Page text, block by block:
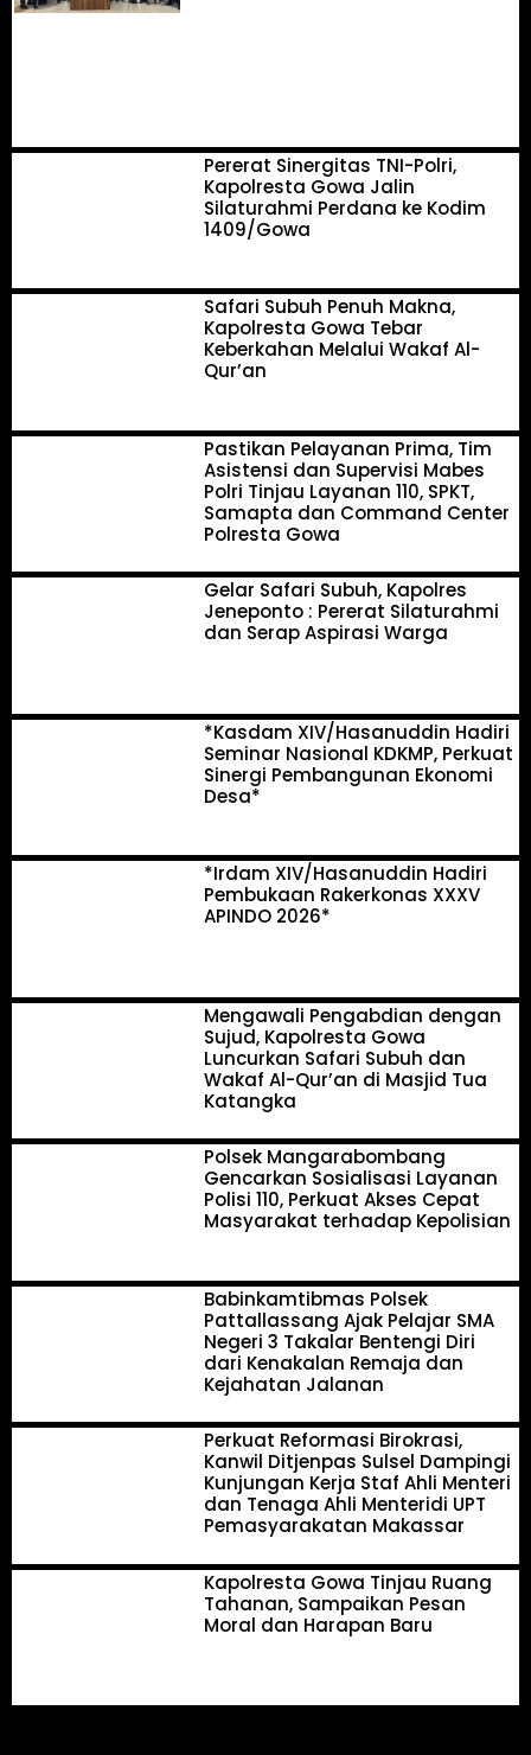
Pererat Sinergitas TNI-Polri,
Kapolresta Gowa Jalin
Silaturahmi Perdana ke Kodim
1409/Gowa
Safari Subuh Penuh Makna,
Kapolresta Gowa Tebar
Keberkahan Melalui Wakaf Al-
Qur’an
Pastikan Pelayanan Prima, Tim
Asistensi dan Supervisi Mabes
Polri Tinjau Layanan 110, SPKT,
Samapta dan Command Center
Polresta Gowa
Gelar Safari Subuh, Kapolres
Jeneponto : Pererat Silaturahmi
dan Serap Aspirasi Warga
*Kasdam XIV/Hasanuddin Hadiri
Seminar Nasional KDKMP, Perkuat
Sinergi Pembangunan Ekonomi
Desa*
*Irdam XIV/Hasanuddin Hadiri
Pembukaan Rakerkonas XXXV
APINDO 2026*
Mengawali Pengabdian dengan
Sujud, Kapolresta Gowa
Luncurkan Safari Subuh dan
Wakaf Al-Qur’an di Masjid Tua
Katangka
Polsek Mangarabombang
Gencarkan Sosialisasi Layanan
Polisi 110, Perkuat Akses Cepat
Masyarakat terhadap Kepolisian
Babinkamtibmas Polsek
Pattallassang Ajak Pelajar SMA
Negeri 3 Takalar Bentengi Diri
dari Kenakalan Remaja dan
Kejahatan Jalanan
Perkuat Reformasi Birokrasi,
Kanwil Ditjenpas Sulsel Dampingi
Kunjungan Kerja Staf Ahli Menteri
dan Tenaga Ahli Menteridi UPT
Pemasyarakatan Makassar
Kapolresta Gowa Tinjau Ruang
Tahanan, Sampaikan Pesan
Moral dan Harapan Baru